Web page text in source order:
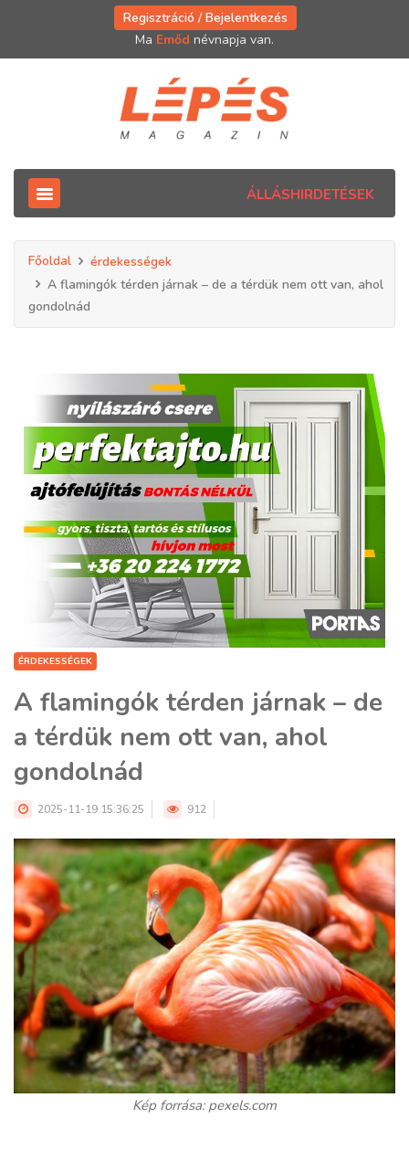
Regisztráció / Bejelentkezés
Ma Emőd névnapja van.
ÁLLÁSHIRDETÉSEK
Főoldal
érdekességek
A flamingók térden járnak – de a térdük nem ott van, ahol
gondolnád
ÉRDEKESSÉGEK
A flamingók térden járnak – de
a térdük nem ott van, ahol
gondolnád
2025-11-19 15:36:25 912
Kép forrása: pexels.com